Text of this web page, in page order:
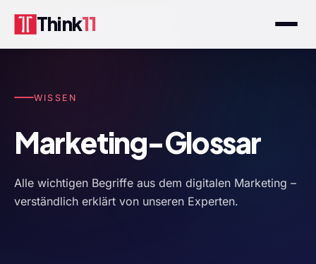
Think11
WISSEN
Marketing-Glossar
Alle wichtigen Begriffe aus dem digitalen Marketing –
verständlich erklärt von unseren Experten.